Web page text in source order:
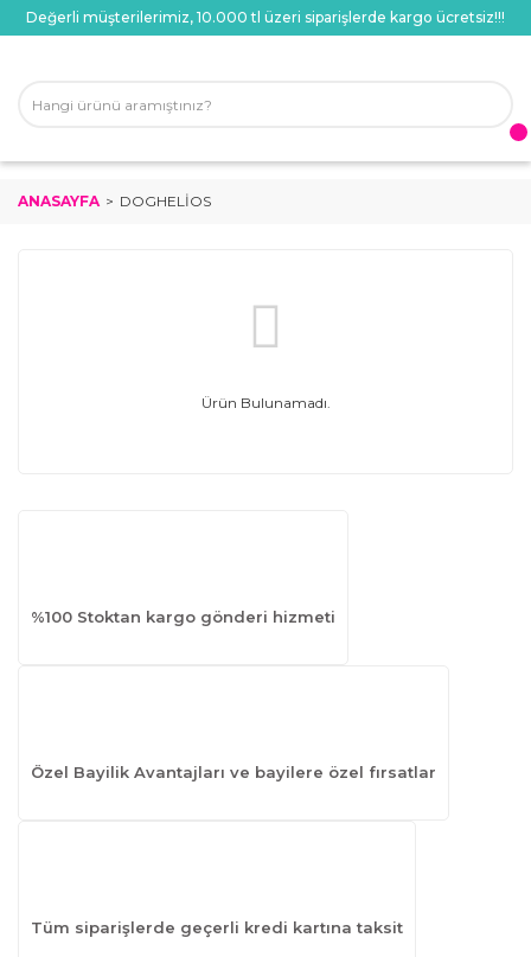
Değerli müşterilerimiz, 10.000 tl üzeri siparişlerde kargo ücretsiz!!!
ANASAYFA DOGHELIOS
Ürün Bulunamadı.
%100 Stoktan kargo gönderi hizmeti
Özel Bayilik Avantajları ve bayilere özel fırsatlar
Tüm siparişlerde geçerli kredi kartına taksit